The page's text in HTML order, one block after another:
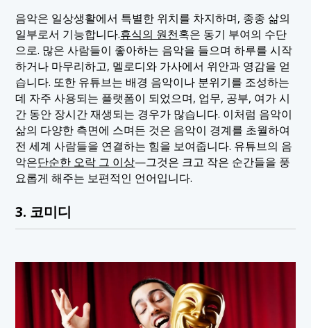
음악은 일상생활에서 특별한 위치를 차지하며, 종종 삶의
일부로서 기능합니다.휴식의 원천혹은 동기 부여의 수단
으로. 많은 사람들이 좋아하는 음악을 들으며 하루를 시작
하거나 마무리하고, 멜로디와 가사에서 위안과 영감을 얻
습니다. 또한 유튜브는 배경 음악이나 분위기를 조성하는
데 자주 사용되는 플랫폼이 되었으며, 업무, 공부, 여가 시
간 동안 장시간 재생되는 경우가 많습니다. 이처럼 음악이
삶의 다양한 측면에 스며든 것은 음악이 경계를 초월하여
전 세계 사람들을 연결하는 힘을 보여줍니다. 유튜브의 음
악은단순한 오락 그 이상—그것은 크고 작은 순간들을 풍
요롭게 해주는 보편적인 언어입니다.
3. 코미디